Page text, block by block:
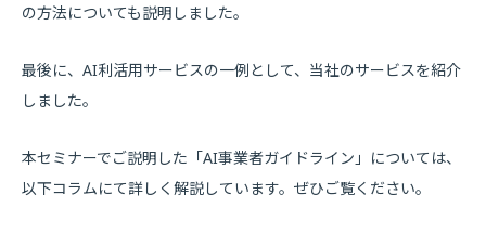
の方法についても説明しました。
最後に、AI利活用サービスの一例として、当社のサービスを紹介
しました。
本セミナーでご説明した「AI事業者ガイドライン」については、
以下コラムにて詳しく解説しています。ぜひご覧ください。